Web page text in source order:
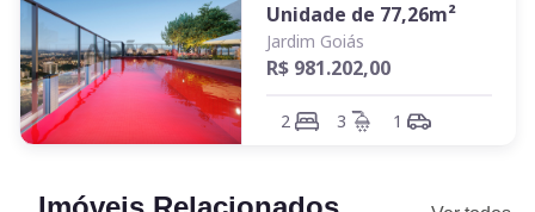
Unidade de 77,26m²
Jardim Goiás
R$ 981.202,00
2 3 1